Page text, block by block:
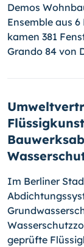
Demos
Ensemble aus
kamen 381
Grando 84 von
Im Berliner
geprüfte